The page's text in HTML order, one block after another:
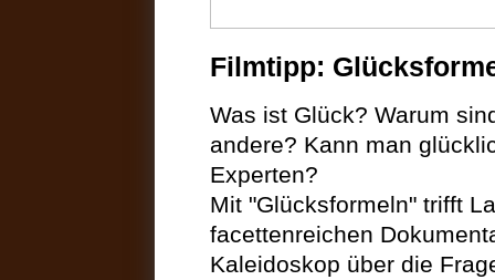
Filmtipp:
Was ist Glück? Warum
andere? Kann man
Experten?
Mit "Glücksformeln" trifft
facettenreichen
Kaleidoskop über die